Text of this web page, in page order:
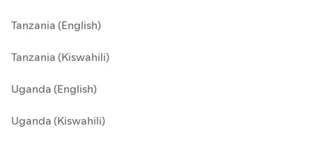
Tanzania (English)
Tanzania (Kiswahili)
Uganda (English)
Uganda (Kiswahili)